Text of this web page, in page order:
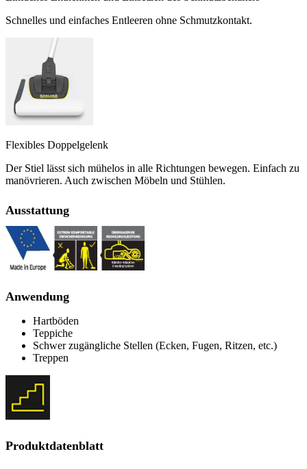
Schnelles und einfaches Entleeren ohne Schmutzkontakt.
Flexibles Doppelgelenk
Der Stiel lässt sich mühelos in alle Richtungen bewegen. Einfach zu
manövrieren. Auch zwischen Möbeln und Stühlen.
Ausstattung
Anwendung
Hartböden
Teppiche
Schwer zugängliche Stellen (Ecken, Fugen, Ritzen, etc.)
Treppen
Produktdatenblatt